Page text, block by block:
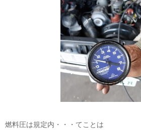
燃料圧は規定内・・・てことは